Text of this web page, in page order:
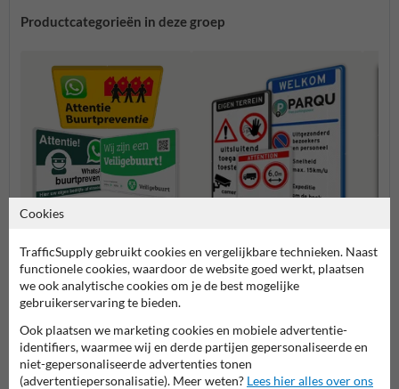
Productcategorieën in deze groep
Buurtpreventie borden
Entree- en toegangsborden
Eigen terrein borden
Cookies
TrafficSupply gebruikt cookies en vergelijkbare technieken. Naast
functionele cookies, waardoor de website goed werkt, plaatsen
we ook analytische cookies om je de best mogelijke
gebruikerservaring te bieden.
Ook plaatsen we marketing cookies en mobiele advertentie-
identifiers, waarmee wij en derde partijen gepersonaliseerde en
niet-gepersonaliseerde advertenties tonen
(advertentiepersonalisatie). Meer weten? Lees hier alles over ons